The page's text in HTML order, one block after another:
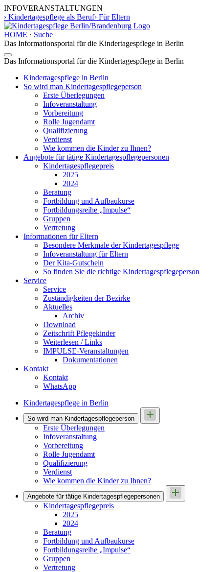
INFOVERANSTALTUNGEN
› Kindertagespflege als Beruf› Für Eltern
HOME · Suche
Das Informationsportal für die Kindertagespflege in Berlin
Toggle
navigation
Das Informationsportal für die Kindertagespflege in Berlin
Kindertagespflege in Berlin
So wird man Kindertages­pflegeperson
Erste Überlegungen
Infoveranstaltung
Vorbereitung
Rolle Jugendamt
Qualifizierung
Verdienst
Wie kommen die Kinder zu Ihnen?
Angebote für tätige Kindertages­pflegepersonen
Kindertagespflegepreis
2025
2024
Beratung
Fortbildung und Aufbaukurse
Fortbildungsreihe „Impulse“
Gruppen
Vertretung
Informationen für Eltern
Besondere Merkmale der Kindertagespflege
Infoveranstaltung für Eltern
Der Kita-Gutschein
So finden Sie die richtige Kindertagespflegeperson
Service
Service
Zuständigkeiten der Bezirke
Aktuelles
Archiv
Download
Zeitschrift Pflegekinder
Weiterlesen / Links
IMPULSE-Veranstaltungen
Dokumentationen
Kontakt
Kontakt
WhatsApp
Kindertagespflege in Berlin
So wird man Kindertages­pflegeperson
Erste Überlegungen
Infoveranstaltung
Vorbereitung
Rolle Jugendamt
Qualifizierung
Verdienst
Wie kommen die Kinder zu Ihnen?
Angebote für tätige Kindertages­pflegepersonen
Kindertagespflegepreis
2025
2024
Beratung
Fortbildung und Aufbaukurse
Fortbildungsreihe „Impulse“
Gruppen
Vertretung